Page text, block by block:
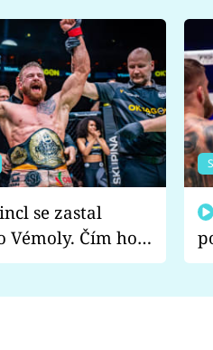
Vémoly. Čím ho